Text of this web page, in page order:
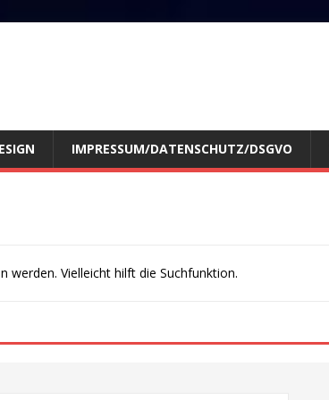
IMPRESSUM/DATENSCHUTZ/DSGVO
werden. Vielleicht hilft die Suchfunktion.